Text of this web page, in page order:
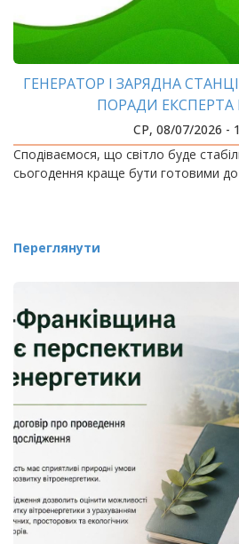
ГЕНЕРАТОР І ЗАРЯДНА
ПОРАДИ ЕКСПЕРТА
СР, 08/07/2026 -
Сподіваємося, що світло буде
сьогодення краще бути готовими до
Переглянути